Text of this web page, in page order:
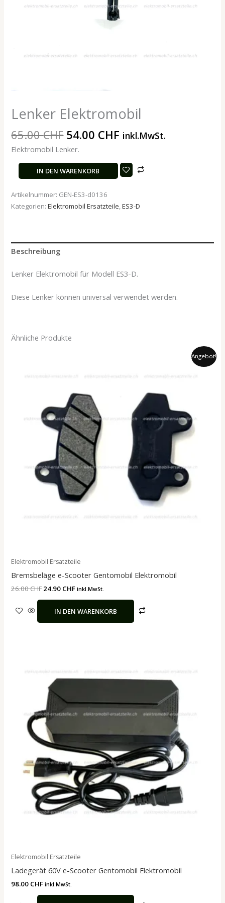
Lenker Elektromobil
65.00CHF 54.00 CHF inkl.MwSt.
Elektromobil Lenker.
IN DEN WARENKORB
Artikelnummer: GEN-ES3-d0136
Kategorien:Elektromobil Ersatzteile,ES3-D
Beschreibung
Lenker Elektromobil für Modell ES3-D.
Diese Lenker können universal verwendet werden.
Ähnliche Produkte
Angebot!
Elektromobil Ersatzteile
Bremsbeläge e-Scooter Gentomobil Elektromobil
26.00CHF
26.00 CHF
24.90 CHF
24.90 CHF.
inkl.MwSt.
IN DEN WARENKORB
Elektromobil Ersatzteile
Ladegerät 60V e-Scooter Gentomobil Elektromobil
98.00 CHF inkl.MwSt.